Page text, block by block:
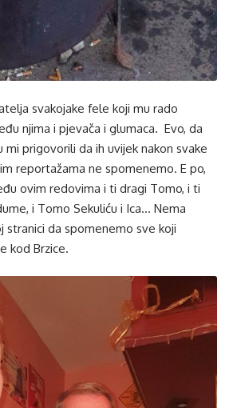
svakojake fele koji mu rado
njima i pjevača i glumaca. Evo, da
mi prigovorili da ih uvijek nakon svake
reportažama ne spomenemo. E po,
ovim redovima i ti dragi Tomo, i ti
i Tomo Sekuliću i Ica… Nema
stranici da spomenemo sve koji
kod Brzice.